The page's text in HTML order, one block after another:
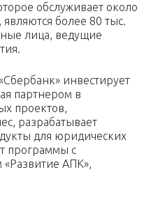
обслуживает около
более 80 тыс.
лица, ведущие
инвестирует
партнером в
проектов,
разрабатывает
для юридических
программы с
«Развитие АПК»,